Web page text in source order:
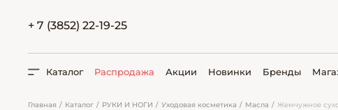
+ 7 (3852) 22-19-25
Каталог Распродажа Акции Новинки Бренды
Главная Каталог РУКИ И НОГИ Уходовая косметика Масла Жемчужное